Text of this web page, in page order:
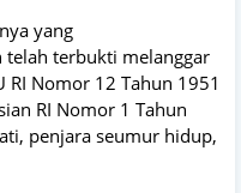
yang
terbukti melanggar
RI Nomor 12 Tahun 1951
RI Nomor 1 Tahun
penjara seumur hidup,